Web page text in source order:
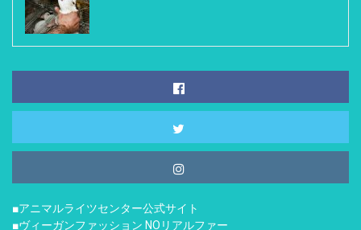
■アニマルライツセンター公式サイト
■ヴィーガンファッション NOリアルファー